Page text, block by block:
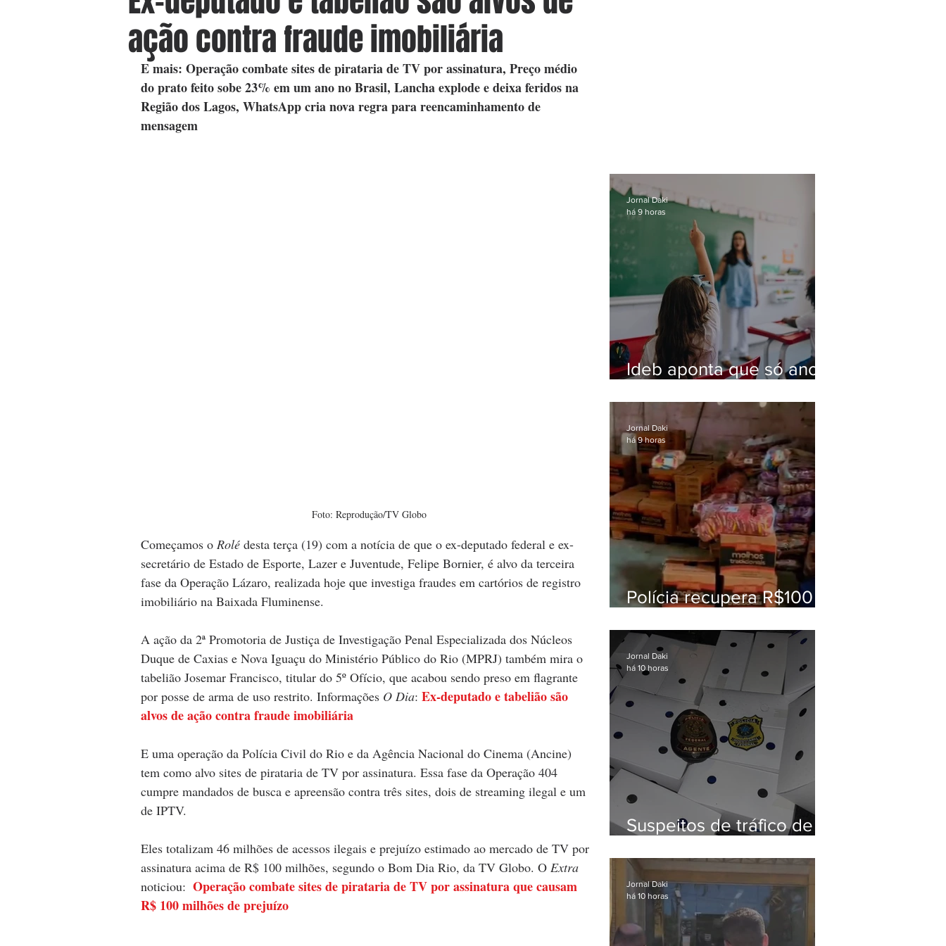
ação contra fraude imobiliária
E mais: Operação combate sites de pirataria de TV por assinatura, Preço médio
do prato feito sobe 23% em um ano no Brasil, Lancha explode e deixa feridos na
Região dos Lagos, WhatsApp cria nova regra para reencaminhamento de
mensagem
Foto: Reprodução/TV Globo
Começamos o Rolé desta terça (19) com a notícia de que o ex-deputado federal e ex-
secretário de Estado de Esporte, Lazer e Juventude, Felipe Bornier, é alvo da terceira
fase da Operação Lázaro, realizada hoje que investiga fraudes em cartórios de registro
imobiliário na Baixada Fluminense.
A ação da 2ª Promotoria de Justiça de Investigação Penal Especializada dos Núcleos
Duque de Caxias e Nova Iguaçu do Ministério Público do Rio (MPRJ) também mira o
tabelião Josemar Francisco, titular do 5º Ofício, que acabou sendo preso em flagrante
por posse de arma de uso restrito. Informações O Dia: Ex-deputado e tabelião são
alvos de ação contra fraude imobiliária
E uma operação da Polícia Civil do Rio e da Agência Nacional do Cinema (Ancine)
tem como alvo sites de pirataria de TV por assinatura. Essa fase da Operação 404
cumpre mandados de busca e apreensão contra três sites, dois de streaming ilegal e um
de IPTV.
Eles totalizam 46 milhões de acessos ilegais e prejuízo estimado ao mercado de TV por
assinatura acima de R$ 100 milhões, segundo o Bom Dia Rio, da TV Globo. O Extra
noticiou: Operação combate sites de pirataria de TV por assinatura que causam
R$ 100 milhões de prejuízo
Ideb aponta que só anos
nacional da educação
Jornal Daki
há 9 horas
Polícia recupera R$100
Baixada Fluminense
Jornal Daki
há 9 horas
Suspeitos de tráfico de
presos com 50 aves
Jornal Daki
há 10 horas
Jornal Daki
há 10 horas